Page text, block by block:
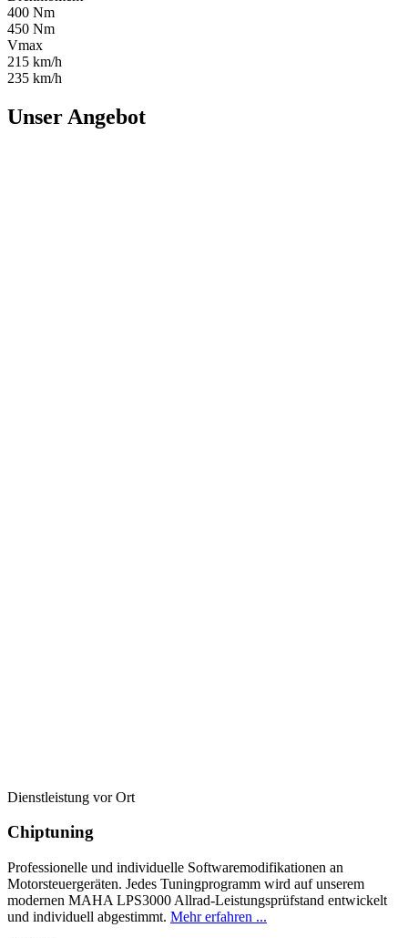
400 Nm
450 Nm
Vmax
215 km/h
235 km/h
Unser Angebot
Dienstleistung vor Ort
Chiptuning
Professionelle und individuelle Softwaremodifikationen an
Motorsteuergeräten. Jedes Tuningprogramm wird auf unserem
modernen MAHA LPS3000 Allrad-Leistungsprüfstand entwickelt
und individuell abgestimmt. Mehr erfahren ...